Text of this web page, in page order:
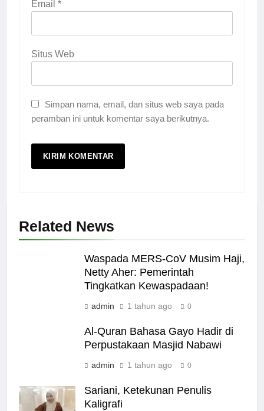
Email *
Situs Web
Simpan nama, email, dan situs web saya pada
peramban ini untuk komentar saya berikutnya.
Related News
Waspada MERS-CoV Musim Haji,
Netty Aher: Pemerintah
Tingkatkan Kewaspadaan!
admin 1 tahun ago 0
Al-Quran Bahasa Gayo Hadir di
Perpustakaan Masjid Nabawi
admin 1 tahun ago 0
Sariani, Ketekunan Penulis
Kaligrafi